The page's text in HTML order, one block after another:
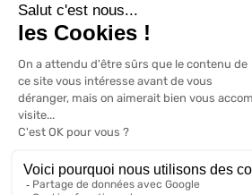
L'ACTU 100% VOLET ROULANT
SERVICES
INFORMATIONS